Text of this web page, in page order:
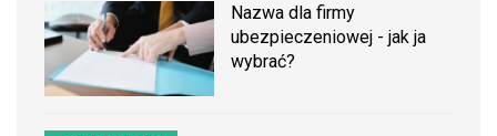
Nazwa dla firmy
ubezpieczeniowej - jak ja
wybrać?